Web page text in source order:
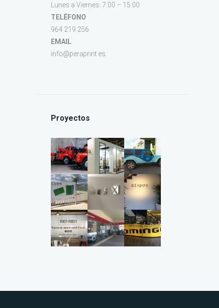
Lunes a Viernes: 7:00 – 15:00
TELÉFONO
964 219 256
EMAIL
info@peraprint.es
Proyectos